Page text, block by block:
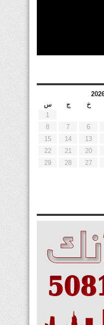
خ ج
س
1
6
7
8
13
14
15
20
21
22
27
28
29